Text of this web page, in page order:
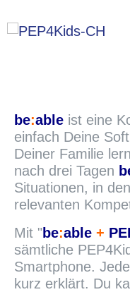
be:able ist eine
einfach Deine
Deiner Familie
nach drei Tagen
Situationen, in
relevanten
Mit "be:able +
sämtliche
Smartphone.
kurz erklärt. Du